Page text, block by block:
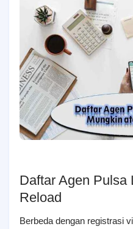
Daftar Agen Pulsa
Reload
Berbeda dengan registrasi